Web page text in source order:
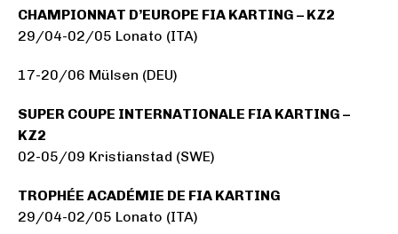
CHAMPIONNAT D’EUROPE FIA KARTING – KZ2
29/04-02/05 Lonato (ITA)
17-20/06 Mülsen (DEU)
SUPER COUPE INTERNATIONALE FIA KARTING –
KZ2
02-05/09 Kristianstad (SWE)
TROPHÉE ACADÉMIE DE FIA KARTING
29/04-02/05 Lonato (ITA)